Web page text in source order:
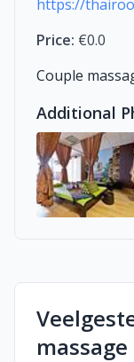
https://
Price: €0.0
Couple
Additional